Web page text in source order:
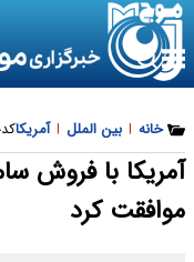
خانه | بین الملل | آمریکا
آمریکا با فروش
موافقت کرد